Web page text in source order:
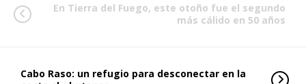
En Tierra del Fuego, este otoño fue el segundo
más cálido en 50 años
Cabo Raso: un refugio para desconectar en la